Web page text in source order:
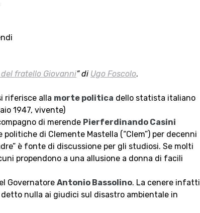
fratello Giovanni” di Ugo Foscolo.
riferisce alla morte politica dello statista italiano
1947, vivente)
di merende Pierferdinando Casini
di Clemente Mastella (“Clem”) per decenni
è fonte di discussione per gli studiosi. Se molti
propendono a una allusione a donna di facili
Governatore Antonio Bassolino. La cenere infatti
nulla ai giudici sul disastro ambientale in